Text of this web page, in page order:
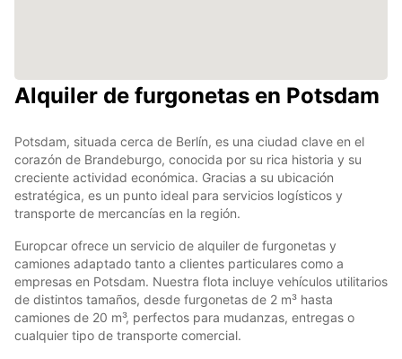
Alquiler de furgonetas en Potsdam
Potsdam, situada cerca de Berlín, es una ciudad clave en el
corazón de Brandeburgo, conocida por su rica historia y su
creciente actividad económica. Gracias a su ubicación
estratégica, es un punto ideal para servicios logísticos y
transporte de mercancías en la región.
Europcar ofrece un servicio de alquiler de furgonetas y
camiones adaptado tanto a clientes particulares como a
empresas en Potsdam. Nuestra flota incluye vehículos utilitarios
de distintos tamaños, desde furgonetas de 2 m³ hasta
camiones de 20 m³, perfectos para mudanzas, entregas o
cualquier tipo de transporte comercial.